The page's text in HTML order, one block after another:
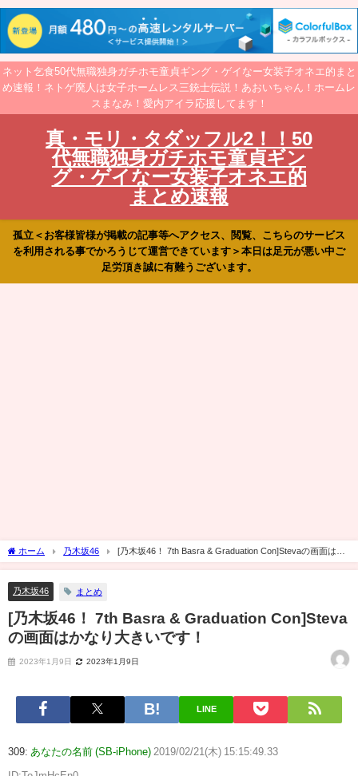
ネット乞食50代無職独身ガチホモ童貞ギング・ゲイなー女装子オネエ的まと
め速報！ネトゲ廃人は女子ホームレス三銃士伝説！あおいちゃん！ホームレ
スまなみ！愛内アイラ応援してます！
真・モリ・タダッフル2！！50
代無職独身ガチホモ童貞ギン
グ・ゲイなー女装子オネエ的
まとめ速報
孤立＜お客様皆様が掲載の記事等へアクセス、閲覧、こちらのサービス
を利用される事でかろうじて運営できています＞本日は足元が悪い中ご
足労頂き誠に有難うございます。
ホーム 乃木坂46
[乃木坂46！ 7th Basra & Graduation Con]Stevaの画面はか
なり大きいです！
乃木坂46 まとめ
[乃木坂46！ 7th Basra & Graduation Con]Steva
の画面はかなり大きいです！
2023年1月9日 2023年1月9日
LINE
309: あなたの名前 (SB-iPhone) 2019/02/21(木) 15:15:49.33